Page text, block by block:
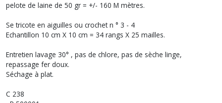
pelote de laine de 50 gr = +/- 160 M mètres.
Se tricote en aiguilles ou crochet n ° 3 - 4
Echantillon 10 cm X 10 cm = 34 rangs X 25 mailles.
Entretien lavage 30° , pas de chlore, pas de sèche linge,
repassage fer doux.
Séchage à plat.
C 238